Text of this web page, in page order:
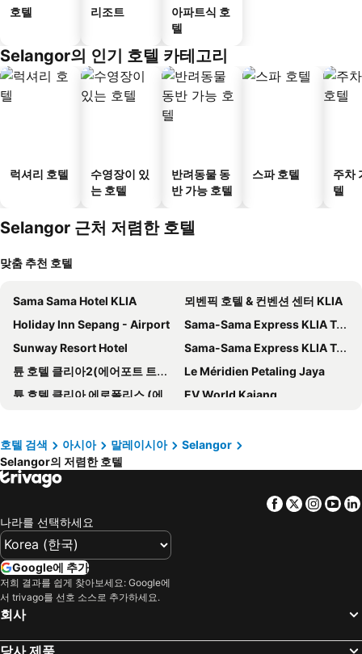
호텔 리조트
아파트식 호
텔
Selangor의 인기 호텔 카테고리
럭셔리 호텔
수영장이 있
는 호텔
반려동물 동
반 가능 호텔
스파 호텔
주차
텔
Selangor 근처 저렴한 호텔
맞춤 추천 호텔
Sama Sama Hotel KLIA
뫼벤픽 호텔 & 컨벤션 센터 KLIA
Holiday Inn Sepang - Airport
Sama-Sama Express KLIA Terminal 2 - Airside Transit Hotel
Sunway Resort Hotel
Sama-Sama Express KLIA Terminal 1 - Airside Transit Hotel
튠 호텔 클리아2(에어포트 트랜짓 호텔)
Le Méridien Petaling Jaya
튠 호텔 클리아 에로폴리스 (에어포트 호텔)
EV World Kajang
Hilton Shah Alam Glenmarie
비스포크 호텔 푸총
S8 Boutique Hotel near KLIA 1 & KLIA 2
Sunway Lagoon Hotel
Sunway Pyramid Hotel
1 호텔 마흐꼬따 체라스
Hilton Petaling Jaya
Bangi Resort Hotel
D Gateway Perdana Hotel Bangi
호텔 검색 아시아 말레이시아
Selangor
Selangor의 저렴한 호텔
Facebook
Twitter
나라를 선택하세요
Google에 추가
저희 결과를 쉽게 찾아보세요: Google에
서 trivago를 선호 소스로 추가하세요.
회사
당사 제품